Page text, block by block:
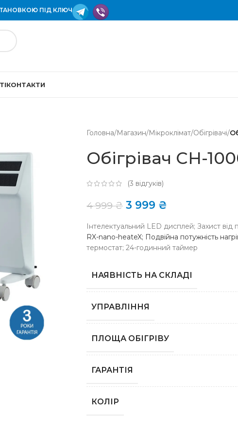
ПІД КЛЮЧ
КОНТАКТИ
Головна/Магазин/Мікроклімат/Обігрівачі/
Обігрівач CH-
(3 відгуків)
4 999₴ 3 999 ₴
Інтелектуальний LED дисплей; Захист від
RX-nano-heateX; Подвійна потужність
термостат; 24-годинний таймер
НАЯВНІСТЬ НА СКЛАДІ
УПРАВЛІННЯ
ПЛОЩА ОБІГРІВУ
ГАРАНТІЯ
КОЛІР